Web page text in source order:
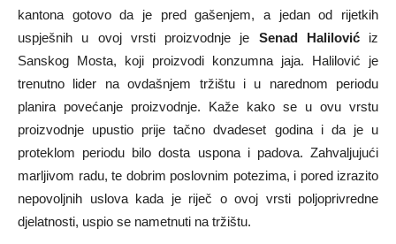
kantona gotovo da je pred gašenjem, a jedan od rijetkih
uspješnih u ovoj vrsti proizvodnje je Senad Halilovićiz
Sanskog Mosta, koji proizvodi konzumna jaja. Halilović je
trenutno lider na ovdašnjem tržištu i u narednom periodu
planira povećanje proizvodnje. Kaže kako se u ovu vrstu
proizvodnje upustio prije tačno dvadeset godina i da je u
proteklom periodu bilo dosta uspona i padova. Zahvaljujući
marljivom radu, te dobrim poslovnim potezima, i pored izrazito
nepovoljnih uslova kada je riječ o ovoj vrsti poljoprivredne
djelatnosti, uspio se nametnuti na tržištu.